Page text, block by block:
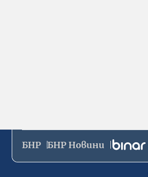
БНР БНР Новини